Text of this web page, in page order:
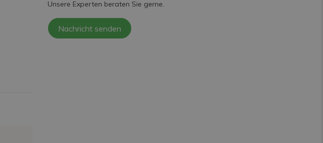
Unsere Experten beraten Sie gerne.
Nachricht senden